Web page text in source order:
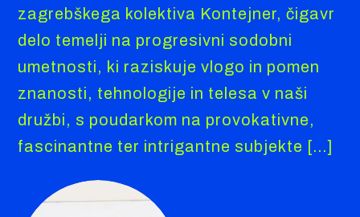
zagrebškega kolektiva Kontejner, čigavr
delo temelji na progresivni sodobni
umetnosti, ki raziskuje vlogo in pomen
znanosti, tehnologije in telesa v naši
družbi, s poudarkom na provokativne,
fascinantne ter intrigantne subjekte […]